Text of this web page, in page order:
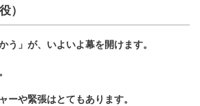
）
う」が、いよいよ幕を開けます。
ーや緊張はとてもあります。